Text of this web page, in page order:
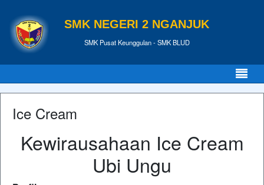
SMK NEGERI 2 NGANJUK
SMK Pusat Keunggulan - SMK BLUD
Ice Cream
Kewirausahaan Ice Cream
Ubi Ungu